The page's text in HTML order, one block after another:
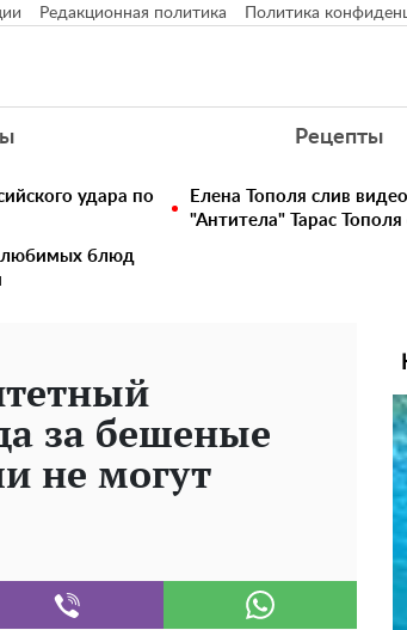
Редакционная политика Политика
Рецепты
удара по
Елена Тополя слив
"Антитела" Тарас
любимых блюд
за бешеные
не могут